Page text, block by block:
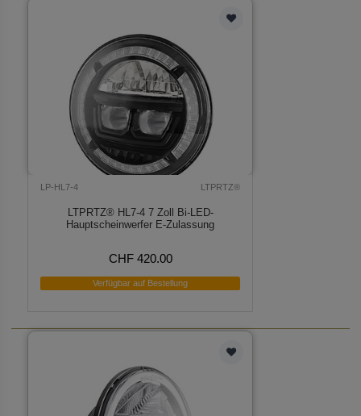
LP-HL7-4 LTPRTZ®
LTPRTZ® HL7-4 7 Zoll Bi-LED-
Hauptscheinwerfer E-Zulassung
CHF 420.00
Verfügbar auf Bestellung